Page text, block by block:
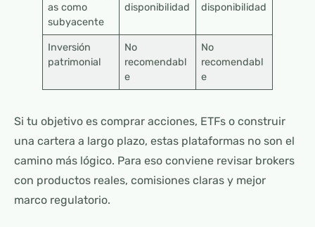
as como
subyacente
disponibilidad
disponibilidad
Inversión
patrimonial
No
recomendabl
e
No
recomendabl
e
Si tu objetivo es comprar acciones, ETFs o construir
una cartera a largo plazo, estas plataformas no son el
camino más lógico. Para eso conviene revisar brokers
con productos reales, comisiones claras y mejor
marco regulatorio.